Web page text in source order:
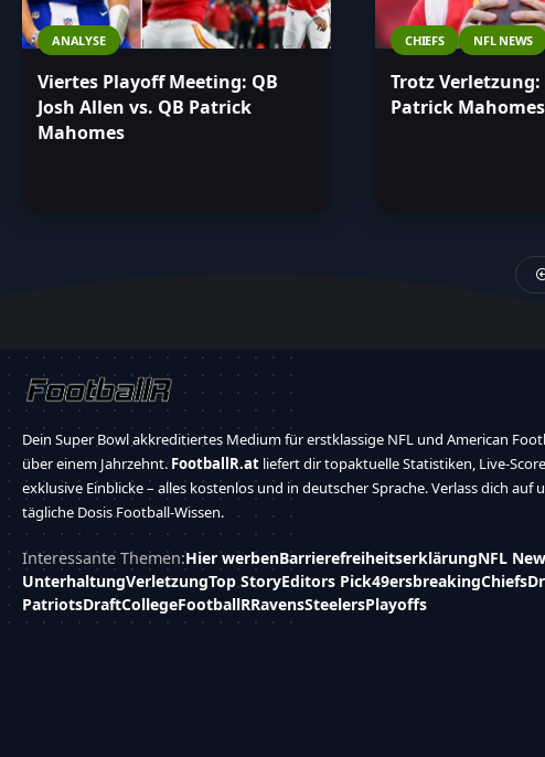
ANALYSE
Viertes Playoff Meeting: QB
Josh Allen vs. QB Patrick
Mahomes
CHIEFS NFL NEWS
Trotz Verletzung:
Patrick
Dein Super Bowl akkreditiertes Medium für erstklassige NFL und American
über einem Jahrzehnt.FootballR.at liefert dir topaktuelle Statistiken, Live-
exklusive Einblicke – alles kostenlos und in deutscher Sprache. Verlass dich auf
tägliche Dosis Football-Wissen.
Interessante Themen:Hier werbenBarrierefreiheitserklärungNFL
UnterhaltungVerletzungTop StoryEditors Pick49ersbreakingChiefs
PatriotsDraftCollegeFootballRRavensSteelersPlayoffs